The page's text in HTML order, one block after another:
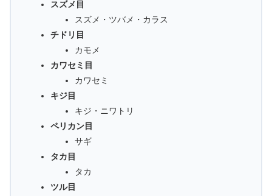
スズメ目
スズメ・ツバメ・カラス
チドリ目
カモメ
カワセミ目
カワセミ
キジ目
キジ・ニワトリ
ペリカン目
サギ
タカ目
タカ
ツル目